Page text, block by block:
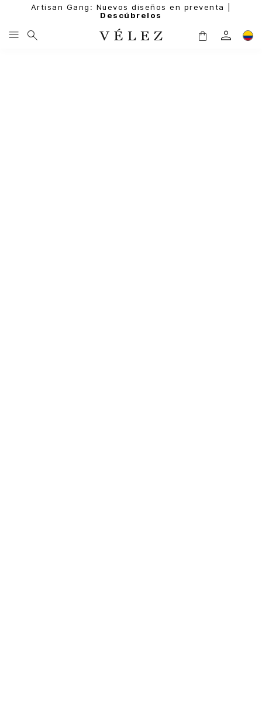
Artisan Gang: Nuevos diseños en preventa |
Descúbrelos